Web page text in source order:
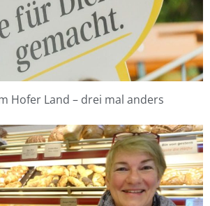
Hofer Land – drei mal anders